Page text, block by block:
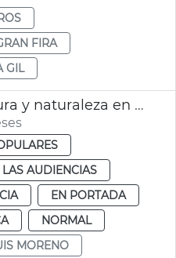
FIRA
GIL
Actividades de lectura y naturaleza en la Biblioteca de Viveros València
AUDIENCIAS
EN PORTADA
NORMAL
MORENO